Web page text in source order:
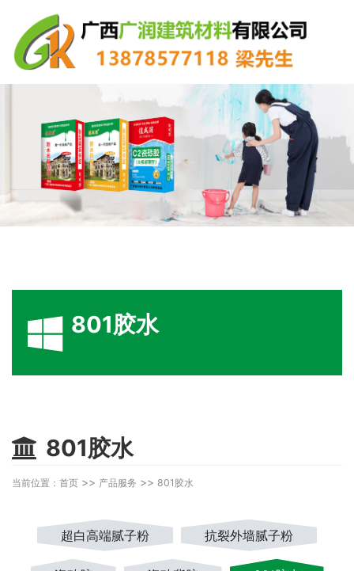
801胶水
801胶水
当前位置： 首页 >> 产品服务 >> 801胶水
超白高端腻子粉 抗裂外墙腻子粉